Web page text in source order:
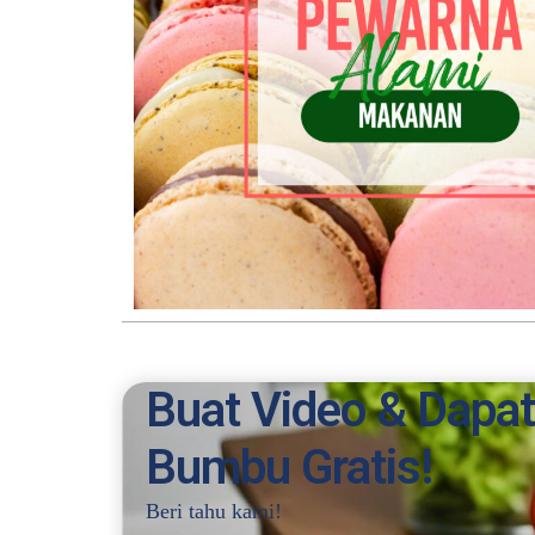
Buat Video &
Bumbu Gratis!
Beri tahu kami!